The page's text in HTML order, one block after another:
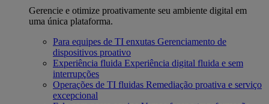
Gerencie e otimize proativamente seu ambiente digital em
uma única plataforma.
Para equipes de TI enxutas Gerenciamento de
dispositivos proativo
Experiência fluida Experiência digital fluida e sem
interrupções
Operações de TI fluidas Remediação proativa e serviço
excepcional